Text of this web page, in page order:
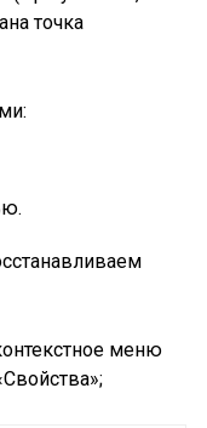
точка
меню